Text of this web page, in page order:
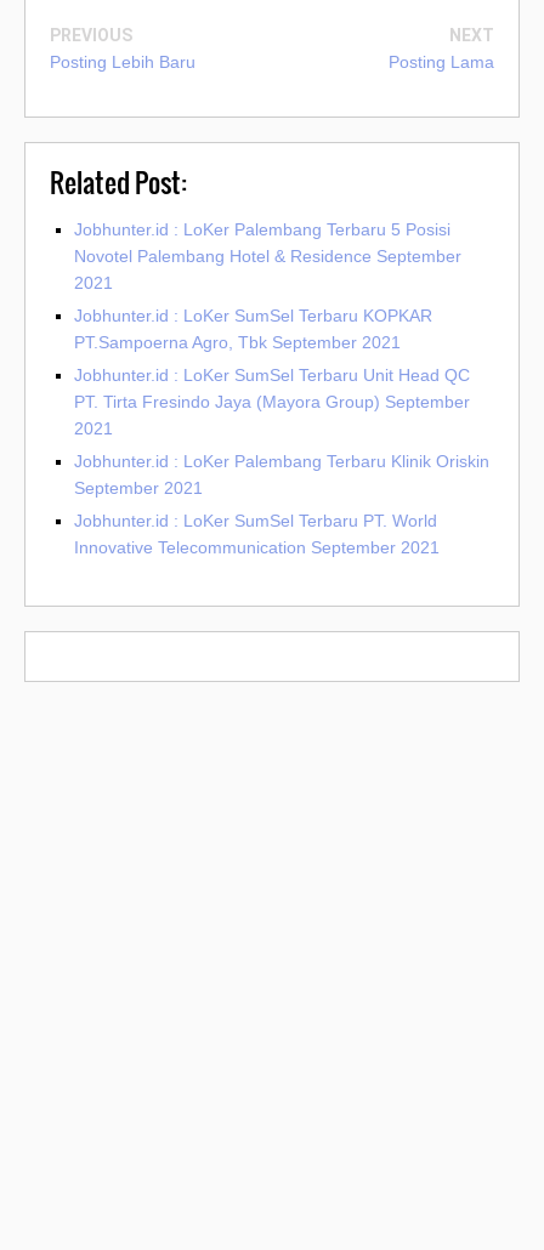
PREVIOUS
Posting Lebih Baru
NEXT
Posting Lama
Related Post:
Jobhunter.id : LoKer Palembang Terbaru 5 Posisi
Novotel Palembang Hotel & Residence September
2021
Jobhunter.id : LoKer SumSel Terbaru KOPKAR
PT.Sampoerna Agro, Tbk September 2021
Jobhunter.id : LoKer SumSel Terbaru Unit Head QC
PT. Tirta Fresindo Jaya (Mayora Group) September
2021
Jobhunter.id : LoKer Palembang Terbaru Klinik Oriskin
September 2021
Jobhunter.id : LoKer SumSel Terbaru PT. World
Innovative Telecommunication September 2021